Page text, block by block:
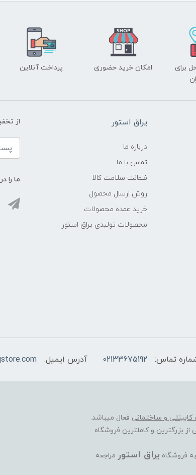
برای
امکان خرید حضوری پرداخت آنلاین
یراق استور
درباره ما
تماس با ما
ضمانت سلامت کالا
روش ارسال محصول
خرید عمده محصولات
محصولات تولیدی یراق استور
از
ما را
تماس: 02133675192 آدرس ایمیل:
کابینتی و ساختمانی فعال میباشد.
بزرگترین و کاملترین فروشگاه
فروشگاه یراق استور مراجعه